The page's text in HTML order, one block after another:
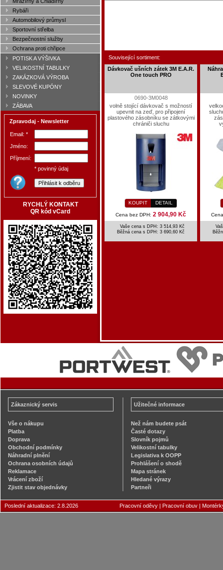
Rybáři
Automobilový průmysl
Sportovní střelba
Bezpečnostní služby
Ochrana proti chřipce
POTISK A VÝŠIVKA
VELIKOSTNÍ TABULKY
ZAKÁZKOVÁ VÝROBA
SLEVOVÉ KUPÓNY
NOVINKY
ZÁBAVA
Zpravodaj - Newsletter
Email: *
Jméno:
Příjmení:
* povinný údaj
RYCHLÝ KONTAKT
QR kód vCard
Související sortiment:
Dávkovač ušních zátek 3M E.A.R.
One touch PRO
0690-3M0048
volně stojící dávkovač s možností
upevnit na zeď, pro připojení
plastového zásobníku se zátkovými
chrániči sluchu
KOUPIT DETAIL
Cena bez DPH: 2 904,90 Kč
Vaše cena s DPH: 3 514,93 Kč
Běžná cena s DPH: 3 690,60 Kč
Zákaznický servis
Vše o nákupu
Platba
Doprava
Obchodní podmínky
Náhradní plnění
Ochrana osobních údajů
Reklamace
Vrácení zboží
Zjistit stav objednávky
Užitečné informace
Než nám budete psát
Časté dotazy
Slovník pojmů
Velikostní tabulky
Legislativa k OOPP
Prohlášení o shodě
Mapa stránek
Hledané výrazy
Partneři
Poslední aktualizace: 2.8.2026 Pracovní oděvy | Pracovní obuv |